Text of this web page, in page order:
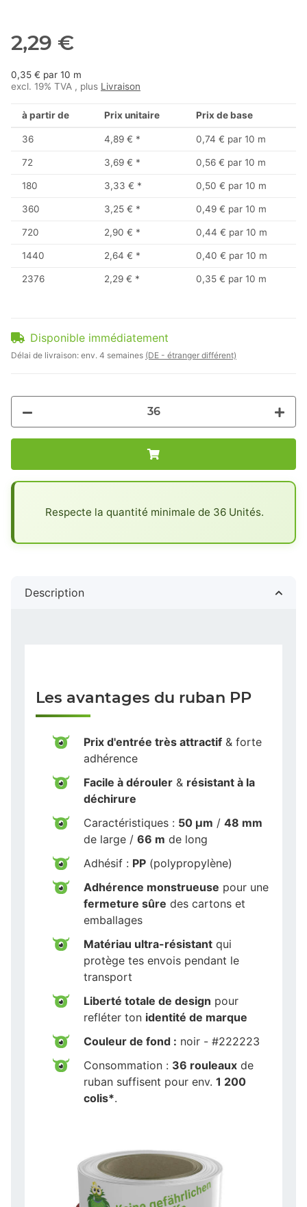
2,29 €
0,35 € par 10 m
excl. 19% TVA , plus Livraison
à partir de Prix unitaire Prix de base
36 4,89 € * 0,74 € par 10 m
72 3,69 € * 0,56 € par 10 m
180 3,33 € * 0,50 € par 10 m
360 3,25 € * 0,49 € par 10 m
720 2,90 € * 0,44 € par 10 m
1440 2,64 € * 0,40 € par 10 m
2376 2,29 € * 0,35 € par 10 m
Disponible immédiatement
Délai de livraison: env. 4 semaines (DE - étranger différent)
Respecte la quantité minimale de 36 Unités.
Description
Les avantages du ruban PP
Prix d'entrée très attractif & forte
adhérence
Facile à dérouler & résistant à la
déchirure
Caractéristiques : 50 µm / 48 mm
de large / 66 m de long
Adhésif : PP (polypropylène)
Adhérence monstrueuse pour une
fermeture sûre des cartons et
emballages
Matériau ultra-résistant qui
protège tes envois pendant le
transport
Liberté totale de design pour
refléter ton identité de marque
Couleur de fond : noir - #222223
Consommation : 36 rouleaux de
ruban suffisent pour env. 1 200
colis*.